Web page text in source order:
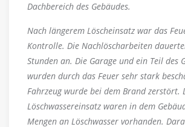
Dachbereich des Gebäudes.
Nach längerem Löscheinsatz war das
Kontrolle. Die Nachlöscharbeiten
Stunden an. Die Garage und ein Teil des
wurden durch das Feuer sehr stark
Fahrzeug wurde bei dem Brand zerstört.
Löschwassereinsatz waren in dem
Mengen an Löschwasser vorhanden.